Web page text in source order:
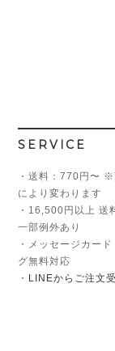
SERVICE
・送料：770円〜
により変わります
・16,500円以上
一部例外あり
・メッセージカー
グ無料対応
・ LINEからご注文